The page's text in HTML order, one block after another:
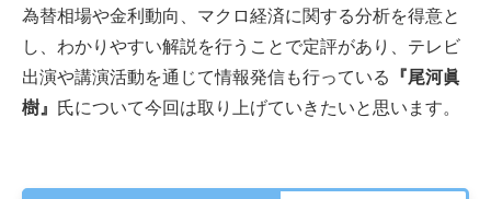
為替相場や金利動向、マクロ経済に関する分析を得意と
し、わかりやすい解説を行うことで定評があり、テレビ
出演や講演活動を通じて情報発信も行っている
『尾河眞
樹』
氏について今回は取り上げていきたいと思います。